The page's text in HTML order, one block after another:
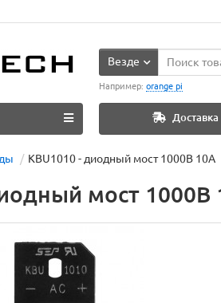
Везде
Например: orange pi
Доставка
KBU1010 - диодный мост 1000В 10А
мост 1000В